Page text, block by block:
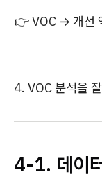
👉 VOC → 개선
4. VOC 분석을
4-1. 데이